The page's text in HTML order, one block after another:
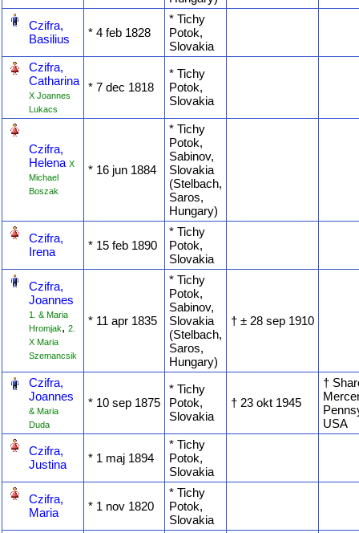
Czifra,
Basilius
* ‎4 feb 1828
* Tichy
Potok,
Slovakia
Czifra,
Catharina
X Joannes
Lukacs
* ‎7 dec 1818
* Tichy
Potok,
Slovakia
Czifra,
Helena X
Michael
Boszak
* ‎16 jun 1884
* Tichy
Potok,
Sabinov,
Slovakia
(Stelbach,
Saros,
Hungary)
Czifra,
Irena
* ‎15 feb 1890
* Tichy
Potok,
Slovakia
Czifra,
Joannes
1. & Maria
Hromjak, 2.
X Maria
Szemancsik
* ‎11 apr 1835
* Tichy
Potok,
Sabinov,
Slovakia
(Stelbach,
Saros,
Hungary)
† ‎± 28 sep 1910
Czifra,
Joannes
& Maria
Duda
* ‎10 sep 1875
* Tichy
Potok,
Slovakia
† ‎23 okt 1945
†
USA
Czifra,
Justina
* ‎1 maj 1894
* Tichy
Potok,
Slovakia
Czifra,
Maria
* ‎1 nov 1820
* Tichy
Potok,
Slovakia